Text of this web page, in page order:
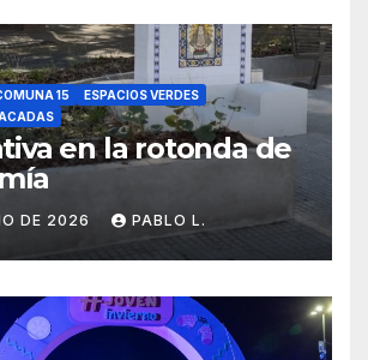
15
ESPACIOS VERDES
en la rotonda de
DE 2026 PABLO L.